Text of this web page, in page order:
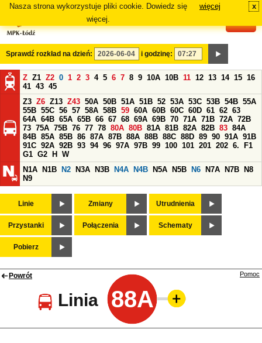
Nasza strona wykorzystuje pliki cookie. Dowiedz się
więcej.
więcej x
Sprawdź rozkład na dzień: i godzinę:
Z Z1 Z2 0 1 2 3 4 5 6 7 8 9 10A 10B 11 12 13 14 15 16
41 43 45
Z3 Z6 Z13 Z43 50A 50B 51A 51B 52 53A 53C 53B 54B 55A
55B 55C 56 57 58A 58B 59 60A 60B 60C 60D 61 62 63
64A 64B 65A 65B 66 67 68 69A 69B 70 71A 71B 72A 72B
73 75A 75B 76 77 78 80A 80B 81A 81B 82A 82B 83 84A
84B 85A 85B 86 87A 87B 88A 88B 88C 88D 89 90 91A 91B
91C 92A 92B 93 94 96 97A 97B 99 100 101 201 202 6.
F1
G1 G2 H
W
N1A
N1B N2 N3A N3B N4A N4B N5A N5B N6 N7A N7B
N8
N9
Linie Zmiany Utrudnienia
Przystanki Połączenia Schematy
Pobierz
Powrót
Linia 88A
Pomoc